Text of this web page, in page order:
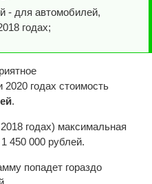
- для автомобилей,
годах;
годах стоимость
.
годах) максимальная
450 000 рублей.
попадет гораздо